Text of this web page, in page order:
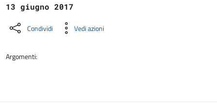
13 giugno 2017
Condividi Vedi azioni
Argomenti: